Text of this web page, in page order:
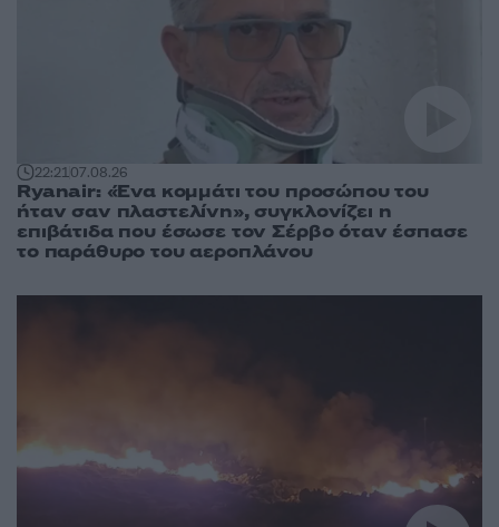
22:2107.08.26
Ryanair: «Ένα κομμάτι του προσώπου του
ήταν σαν πλαστελίνη», συγκλονίζει η
επιβάτιδα που έσωσε τον Σέρβο όταν έσπασε
το παράθυρο του αεροπλάνου